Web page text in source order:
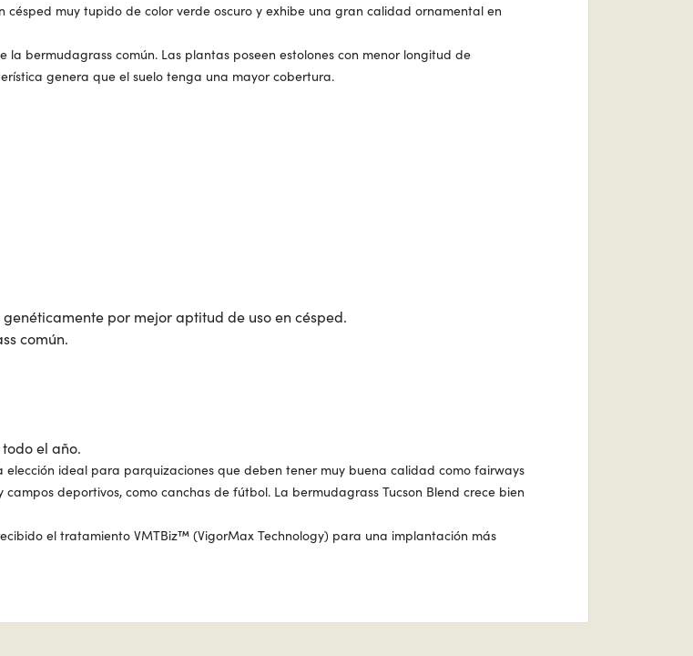
césped muy tupido de color verde oscuro y exhibe una gran calidad ornamental en
bermudagrass común. Las plantas poseen estolones con menor longitud de
genera que el suelo tenga una mayor cobertura.
por mejor aptitud de uso en césped.
común.
el año.
elección ideal para parquizaciones que deben tener muy buena calidad como fairways
deportivos, como canchas de fútbol. La bermudagrass Tucson Blend crece bien
el tratamiento VMTBiz™ (VigorMax Technology) para una implantación más